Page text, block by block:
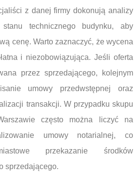
z danej firmy dokonują analizy
technicznego budynku, aby
cenę. Warto zaznaczyć, że wycena
i niezobowiązująca. Jeśli oferta
przez sprzedającego, kolejnym
umowy przedwstępnej oraz
transakcji. W przypadku skupu
często można liczyć na
umowy notarialnej, co
przekazanie środków
sprzedającego.